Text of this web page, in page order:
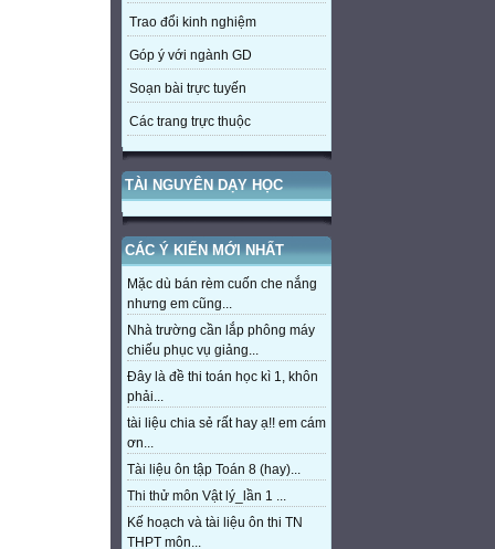
Trao đổi kinh nghiệm
Góp ý với ngành GD
Soạn bài trực tuyến
Các trang trực thuộc
TÀI NGUYÊN DẠY HỌC
CÁC Ý KIẾN MỚI NHẤT
Mặc dù bán rèm cuốn che nắng
nhưng em cũng...
Nhà trường cần lắp phông máy
chiếu phục vụ giảng...
Đây là đề thi toán học kì 1, khôn
phải...
tài liệu chia sẻ rất hay ạ!! em cám
ơn...
Tài liệu ôn tập Toán 8 (hay)...
Thi thử môn Vật lý_lần 1 ...
Kế hoạch và tài liệu ôn thi TN
THPT môn...